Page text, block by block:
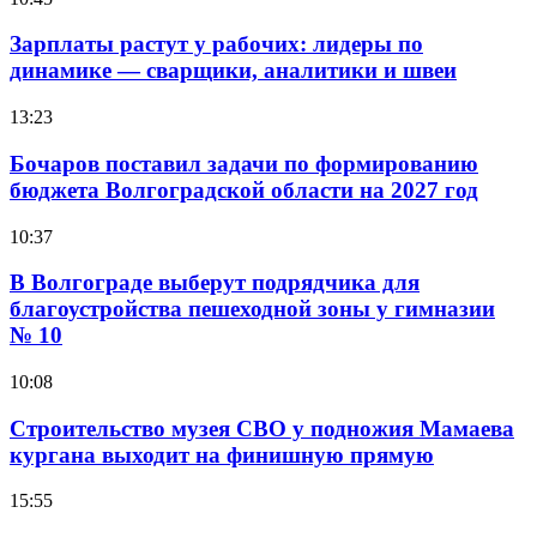
Зарплаты растут у рабочих: лидеры по
динамике — сварщики, аналитики и швеи
13:23
Бочаров поставил задачи по формированию
бюджета Волгоградской области на 2027 год
10:37
В Волгограде выберут подрядчика для
благоустройства пешеходной зоны у гимназии
№ 10
10:08
Строительство музея СВО у подножия Мамаева
кургана выходит на финишную прямую
15:55